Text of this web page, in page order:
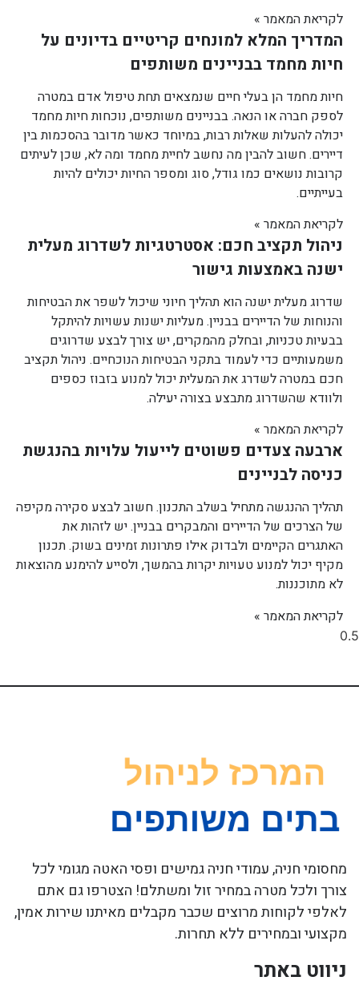
לקריאת המאמר »
המדריך המלא למונחים קריטיים בדיונים על
חיות מחמד בבניינים משותפים
חיות מחמד הן בעלי חיים שנמצאים תחת טיפול אדם במטרה
לספק חברה או הנאה. בבניינים משותפים, נוכחות חיות מחמד
יכולה להעלות שאלות רבות, במיוחד כאשר מדובר בהסכמות בין
דיירים. חשוב להבין מה נחשב לחיית מחמד ומה לא, שכן לעיתים
קרובות נושאים כמו גודל, סוג ומספר החיות יכולים להיות
בעייתיים.
לקריאת המאמר »
ניהול תקציב חכם: אסטרטגיות לשדרוג מעלית
ישנה באמצעות גישור
שדרוג מעלית ישנה הוא תהליך חיוני שיכול לשפר את הבטיחות
והנוחות של הדיירים בבניין. מעליות ישנות עשויות להיתקל
בבעיות טכניות, ובחלק מהמקרים, יש צורך לבצע שדרוגים
משמעותיים כדי לעמוד בתקני הבטיחות הנוכחיים. ניהול תקציב
חכם במטרה לשדרג את המעלית יכול למנוע בזבוז כספים
ולוודא שהשדרוג מתבצע בצורה יעילה.
לקריאת המאמר »
ארבעה צעדים פשוטים לייעול עלויות בהנגשת
כניסה לבניינים
תהליך ההנגשה מתחיל בשלב התכנון. חשוב לבצע סקירה מקיפה
של הצרכים של הדיירים והמבקרים בבניין. יש לזהות את
האתגרים הקיימים ולבדוק אילו פתרונות זמינים בשוק. תכנון
מקיף יכול למנוע טעויות יקרות בהמשך, ולסייע להימנע מהוצאות
לא מתוכננות.
לקריאת המאמר »
מחסומי חניה, עמודי חניה גמישים ופסי האטה מגומי לכל
צורך ולכל מטרה במחיר זול ומשתלם! הצטרפו גם אתם
לאלפי לקוחות מרוצים שכבר מקבלים מאיתנו שירות אמין,
מקצועי ובמחירים ללא תחרות.
ניווט באתר